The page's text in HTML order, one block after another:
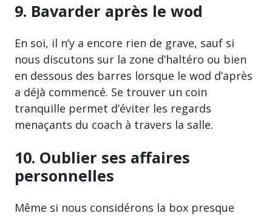
9. Bavarder après le wod
En soi, il n’y a encore rien de grave, sauf si
nous discutons sur la zone d’haltéro ou bien
en dessous des barres lorsque le wod d’après
a déjà commencé. Se trouver un coin
tranquille permet d’éviter les regards
menaçants du coach à travers la salle.
10. Oublier ses affaires
personnelles
Même si nous considérons la box presque